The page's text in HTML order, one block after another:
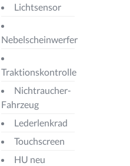
Lichtsensor
Nebelscheinwerfer
Traktionskontrolle
Nichtraucher-
Fahrzeug
Lederlenkrad
Touchscreen
HU neu